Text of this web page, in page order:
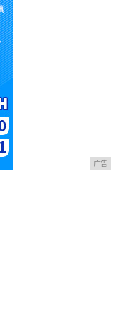
广告